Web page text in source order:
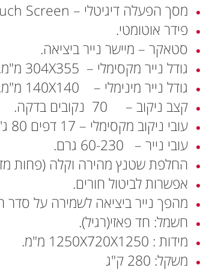
מסך הפעלה דיגיטלי – Touch Screen.
פידר אוטומטי.
סטאקר – מיישר נייר ביציאה.
גודל נייר מקסימלי – 304X355 מ"מ.
גודל נייר מינימלי – 140X140 מ"מ.
קצב ניקוב – 70 נקובים בדקה.
עובי ניקוב מקסימלי – 17 דפים 80 ג'
עובי נייר – 60-230 גרם.
החלפת שטנץ מהירה וקלה (פחות
אפשרות לביטול חורים.
מהפך נייר ביציאה לשמירה על סדר
חשמל: חד פאזי(רגיל).
מידות : 1250X720X1250 מ"מ.
משקל: 280 ק"ג